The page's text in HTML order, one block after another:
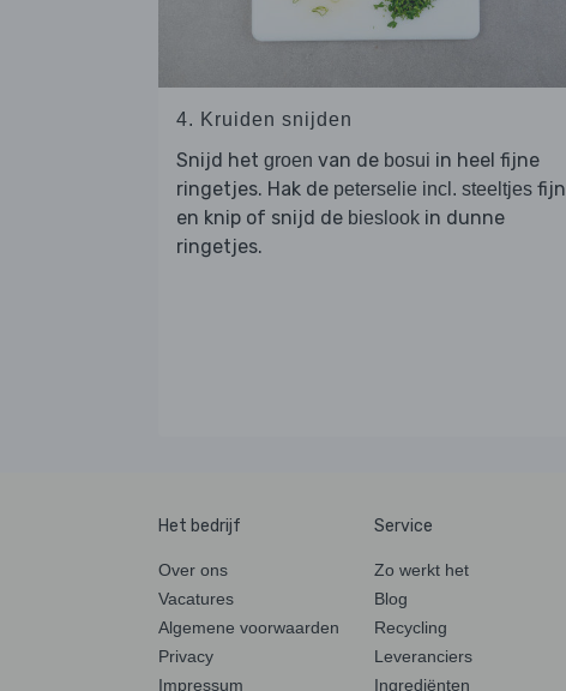
4. Kruiden snijden
Snijd het groen van de bosui in heel fijne
ringetjes. Hak de peterselie incl. steeltjes fijn
en knip of snijd de bieslook in dunne
ringetjes.
Het bedrijf
Over ons
Vacatures
Algemene voorwaarden
Privacy
Impressum
Service
Zo werkt het
Blog
Recycling
Leveranciers
Ingrediënten